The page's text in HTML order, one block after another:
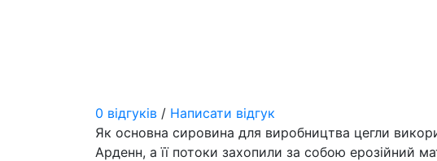
0 відгуків / Написати відгук
Як основна сировина для виробництва цегли
Арденн, а її потоки захопили за собою ерозійний